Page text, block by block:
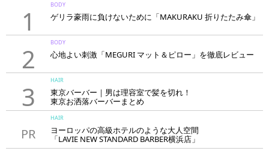
1
BODY
ゲリラ豪雨に負けないために「MAKURAKU 折りたたみ傘」
2
BODY
心地よい刺激「MEGURI マット＆ピロー」を徹底レビュー
3
HAIR
東京バーバー｜男は理容室で髪を切れ！
東京お洒落バーバーまとめ
PR
HAIR
ヨーロッパの高級ホテルのような大人空間
「LAVIE NEW STANDARD BARBER横浜店」